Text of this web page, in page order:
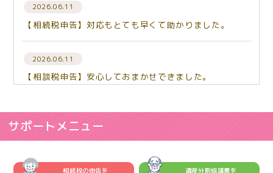
2026.06.11
【相続税申告】対応もとても早くて助かりました。
2026.06.11
【相談税申告】安心しておまかせできました。
2026.06.03 【相続税申告】相談して良かった。
【相続税申告】とてもわかりやすくお話しして下さりあ
サポートメニュー
相続税の申告を 遺産分割協議書を